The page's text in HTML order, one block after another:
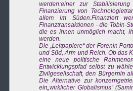
werden:einer zur
Finanzierung von
allem im Süden.Finanziert
Finanztransaktionen - die Tobin-
die es ihnen unmöglich macht,
werden.
Die „Leitpapiere“ der Forenin
und Süd, Arm und Reich. Ob das
eine neue politische
Entwicklungspfad selbst zu
Zivilgesellschaft, den Bürgernin
Die Alternative zur
ein„wirklicher Globalismus“